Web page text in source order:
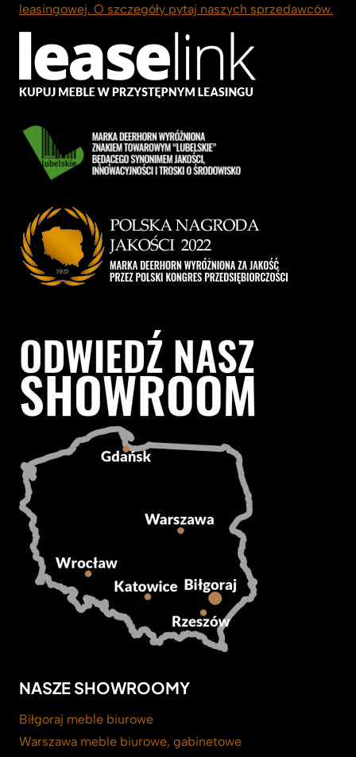
leasingowej. O szczegóły pytaj naszych sprzedawców.
NASZE SHOWROOMY
Biłgoraj meble biurowe
Warszawa meble biurowe, gabinetowe